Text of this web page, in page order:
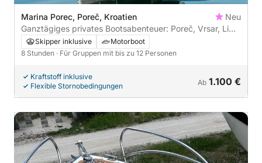
Marina Porec, Poreč, Kroatien
Neu
Ganztägiges privates Bootsabenteuer: Poreč, Vrsar, Lim
Fjord und Rovinj
Skipper inklusive
Motorboot
8 Stunden · Für Gruppen mit bis zu 12 Personen
Kraftstoff inklusive
Flexible Stornobedingungen
Ab 1.100 €